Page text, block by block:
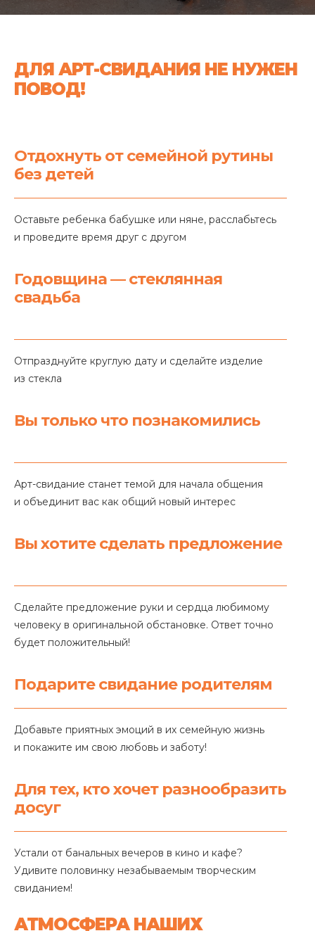
ДЛЯ АРТ-СВИДАНИЯ НЕ НУЖЕН
ПОВОД!
Отдохнуть от семейной рутины
без детей
Оставьте ребенка бабушке или няне, расслабьтесь
и проведите время друг с другом
Годовщина — стеклянная
свадьба
Отпразднуйте круглую дату и сделайте изделие
из стекла
Вы только что познакомились
Арт-свидание станет темой для начала общения
и объединит вас как общий новый интерес
Вы хотите сделать предложение
Сделайте предложение руки и сердца любимому
человеку в оригинальной обстановке. Ответ точно
будет положительный!
Подарите свидание родителям
Добавьте приятных эмоций в их семейную жизнь
и покажите им свою любовь и заботу!
Для тех, кто хочет разнообразить
досуг
Устали от банальных вечеров в кино и кафе?
Удивите половинку незабываемым творческим
свиданием!
АТМОСФЕРА НАШИХ